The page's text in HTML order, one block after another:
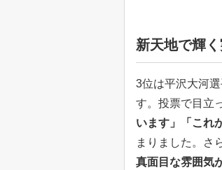
新天地で輝
3位は平沢大河
す。投票で目立
います」「これ
まりました。さ
真面目な雰囲気